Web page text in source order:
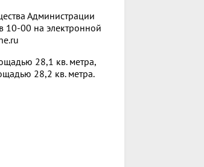
Администрации
10-00 на электронной
28,1 кв. метра,
28,2 кв. метра.